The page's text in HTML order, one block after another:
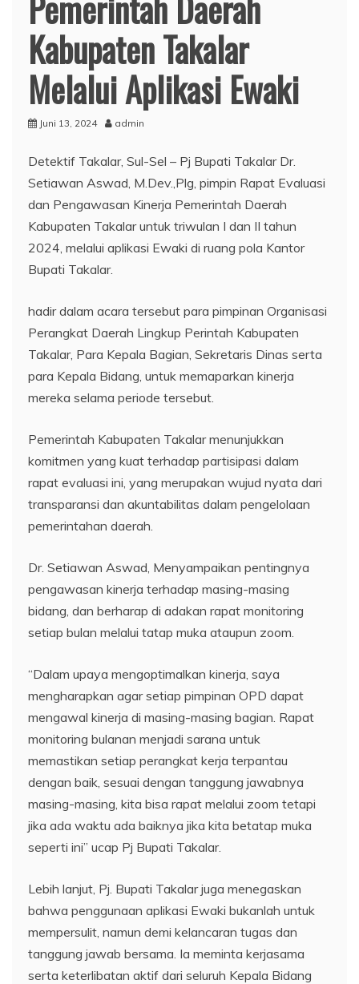
Kabupaten Takalar
Melalui Aplikasi Ewaki
Juni 13, 2024 admin
Detektif Takalar, Sul-Sel – Pj Bupati Takalar Dr.
Setiawan Aswad, M.Dev.,Plg, pimpin Rapat Evaluasi
dan Pengawasan Kinerja Pemerintah Daerah
Kabupaten Takalar untuk triwulan I dan II tahun
2024, melalui aplikasi Ewaki di ruang pola Kantor
Bupati Takalar.
hadir dalam acara tersebut para pimpinan Organisasi
Perangkat Daerah Lingkup Perintah Kabupaten
Takalar, Para Kepala Bagian, Sekretaris Dinas serta
para Kepala Bidang, untuk memaparkan kinerja
mereka selama periode tersebut.
Pemerintah Kabupaten Takalar menunjukkan
komitmen yang kuat terhadap partisipasi dalam
rapat evaluasi ini, yang merupakan wujud nyata dari
transparansi dan akuntabilitas dalam pengelolaan
pemerintahan daerah.
Dr. Setiawan Aswad, Menyampaikan pentingnya
pengawasan kinerja terhadap masing-masing
bidang, dan berharap di adakan rapat monitoring
setiap bulan melalui tatap muka ataupun zoom.
“Dalam upaya mengoptimalkan kinerja, saya
mengharapkan agar setiap pimpinan OPD dapat
mengawal kinerja di masing-masing bagian. Rapat
monitoring bulanan menjadi sarana untuk
memastikan setiap perangkat kerja terpantau
dengan baik, sesuai dengan tanggung jawabnya
masing-masing, kita bisa rapat melalui zoom tetapi
jika ada waktu ada baiknya jika kita betatap muka
seperti ini” ucap Pj Bupati Takalar.
Lebih lanjut, Pj. Bupati Takalar juga menegaskan
bahwa penggunaan aplikasi Ewaki bukanlah untuk
mempersulit, namun demi kelancaran tugas dan
tanggung jawab bersama. Ia meminta kerjasama
serta keterlibatan aktif dari seluruh Kepala Bidang